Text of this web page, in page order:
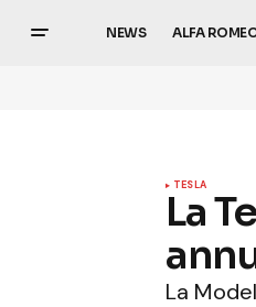
NEWS ALFA
TESLA
La
La